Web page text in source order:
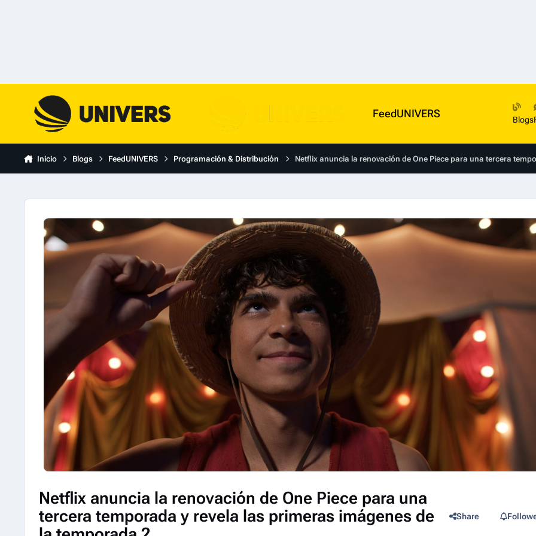
FeedUNIVERS Blogs
Inicio Blogs FeedUNIVERS Programación & Distribución Netflix anuncia la renovación de One Piece para una tercera
Netflix anuncia la renovación de One Piece para una
tercera temporada y revela las primeras imágenes de
Share